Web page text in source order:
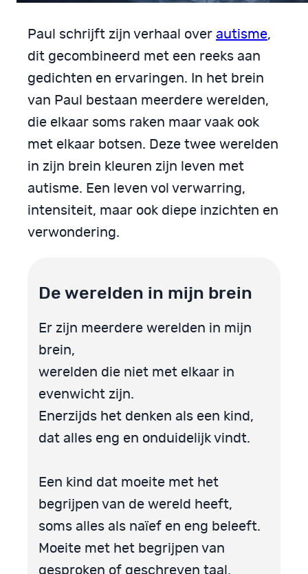
Paul schrijft zijn verhaal over autisme,
dit gecombineerd met een reeks aan
gedichten en ervaringen. In het brein
van Paul bestaan meerdere werelden,
die elkaar soms raken maar vaak ook
met elkaar botsen. Deze twee werelden
in zijn brein kleuren zijn leven met
autisme. Een leven vol verwarring,
intensiteit, maar ook diepe inzichten en
verwondering.
De werelden in mijn brein
Er zijn meerdere werelden in mijn
brein,
werelden die niet met elkaar in
evenwicht zijn.
Enerzijds het denken als een kind,
dat alles eng en onduidelijk vindt.
Een kind dat moeite met het
begrijpen van de wereld heeft,
soms alles als naïef en eng beleeft.
Moeite met het begrijpen van
gesproken of geschreven taal,